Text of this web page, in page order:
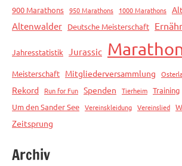
900 Marathons 950 Marathons 1000 Marathons
Altenwalder Deutsche Meisterschaft
Jahresstatistik Jurassic
Meisterschaft Mitgliederversammlung
Rekord Run for Fun Spenden Tierheim Training
Um den Sander See Vereinskleidung Vereinslied
Zeitsprung
Archiv